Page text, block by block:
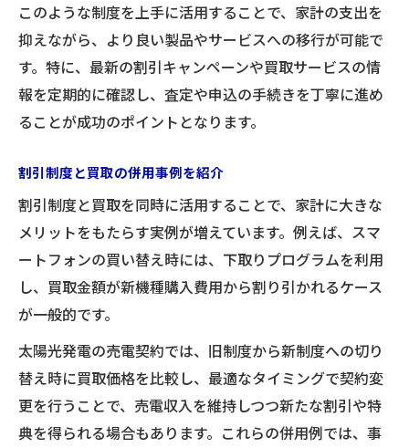
このような制度を上手に活用することで、家計の支出を
抑えながら、より良い製品やサービスへの移行が可能で
す。特に、最新の割引キャンペーンや買取サービスの情
報を定期的に確認し、査定や申込の手続きを丁寧に進め
ることが成功のポイントとなります。
割引制度と買取の併用事例を紹介
割引制度と買取を同時に活用することで、家計に大きな
メリットをもたらす実例が増えています。例えば、スマ
ートフォンの買い替え時には、下取りプログラムを利用
し、買取金額が新機種購入費用から割り引かれるケース
が一般的です。
太陽光発電の売電契約では、旧制度から新制度への切り
替え時に買取価格を比較し、最適なタイミングで契約変
更を行うことで、売電収入を維持しつつ新たな割引や特
典を得られる場合もあります。これらの併用例では、事